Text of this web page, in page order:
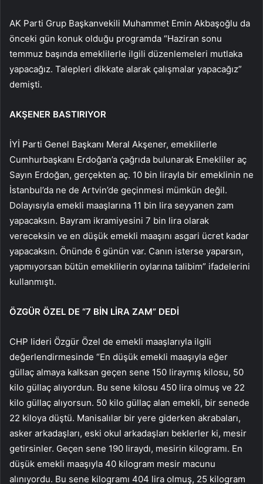
AK Parti Grup Başkanvekili Muhammet Emin Akbaşoğlu da
önceki gün konuk olduğu programda “Haziran sonu
temmuz başında emeklilerle ilgili düzenlemeleri mutlaka
yapacağız. Talepleri dikkate alarak çalışmalar yapacağız”
demişti.
AKŞENER BASTIRIYOR
İYİ Parti Genel Başkanı Meral Akşener, emeklilerle
Cumhurbaşkanı Erdoğan’a çağrıda bulunarak Emekliler aç
Sayın Erdoğan, gerçekten aç. 10 bin lirayla bir emeklinin ne
İstanbul’da ne de Artvin’de geçinmesi mümkün değil.
Dolayısıyla emekli maaşlarına 11 bin lira seyyanen zam
yapacaksın. Bayram ikramiyesini 7 bin lira olarak
vereceksin ve en düşük emekli maaşını asgari ücret kadar
yapacaksın. Önünde 6 günün var. Canın isterse yaparsın,
yapmıyorsan bütün emeklilerin oylarına talibim” ifadelerini
kullanmıştı.
ÖZGÜR ÖZEL DE “7 BİN LİRA ZAM” DEDİ
CHP lideri Özgür Özel de emekli maaşlarıyla ilgili
değerlendirmesinde “En düşük emekli maaşıyla eğer
güllaç almaya kalksan geçen sene 150 liraymış kilosu, 50
kilo güllaç alıyordun. Bu sene kilosu 450 lira olmuş ve 22
kilo güllaç alıyorsun. 50 kilo güllaç alan emekli, bir senede
22 kiloya düştü. Manisalılar bir yere giderken akrabaları,
asker arkadaşları, eski okul arkadaşları beklerler ki, mesir
getirsinler. Geçen sene 190 liraydı, mesirin kilogramı. En
düşük emekli maaşıyla 40 kilogram mesir macunu
alınıyordu. Bu sene kilogramı 404 lira olmuş, 25 kilogram